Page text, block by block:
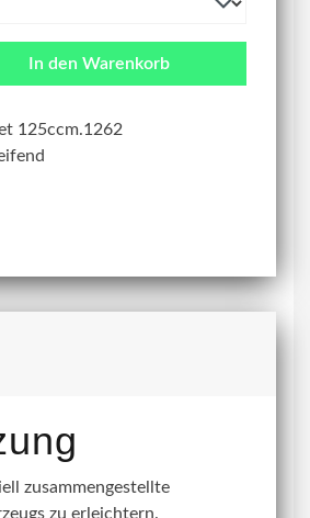
In den Warenkorb
125ccm.1262
zusammengestellte
zu erleichtern.